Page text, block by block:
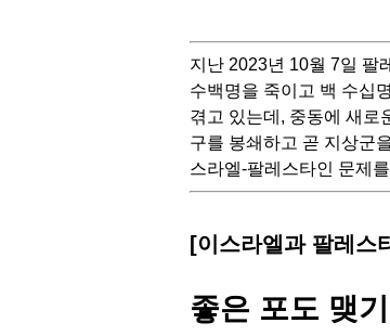
지난 2023년 10월 7일 팔
수백명을 죽이고 백 수십
겪고 있는데, 중동에 새로
구를 봉쇄하고 곧 지상군
스라엘-팔레스타인 문제
[이스라엘과 팔레스
좋은 포도 맺